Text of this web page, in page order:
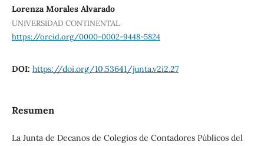
Lorenza Morales Alvarado
UNIVERSIDAD CONTINENTAL
https://orcid.org/0000-0002-9448-5824
DOI: https://doi.org/10.53641/junta.v2i2.27
Resumen
La Junta de Decanos de Colegios de Contadores Públicos del